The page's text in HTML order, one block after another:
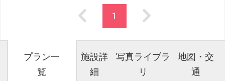
1
プラン一
覧
施設詳
細
写真ライブラ
リ
地図・交
通